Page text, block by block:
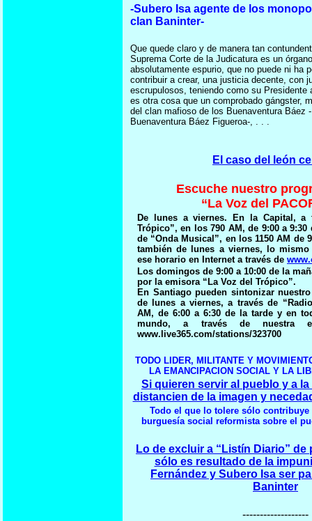
-Subero Isa agente de los
clan Baninter-
Que quede claro y de manera tan
Suprema Corte de la Judicatura es un
absolutamente espurio, que no puede ni ha
contribuir a crear, una justicia decente, con
escrupulosos, teniendo como su Presidente
es otra cosa que un comprobado gángster,
del clan mafioso de los Buenaventura Báez
Buenaventura Báez Figueroa-, . . .
El caso del león
Escuche nuestro
“La Voz del
De lunes a viernes. En la Capital, a
Trópico”, en los 790 AM, de 9:00 a
de “Onda Musical”, en los 1150 AM de
también de lunes a viernes, lo
ese horario en Internet a través de
Los domingos de 9:00 a 10:00 de la
por la emisora “La Voz del Trópico”.
En Santiago pueden sintonizar
de lunes a viernes, a través de
AM, de 6:00 a 6:30 de la tarde y en
mundo, a través de nuestra
www.live365.com/stations/323700
TODO LIDER, MILITANTE Y
LA EMANCIPACION SOCIAL Y LA
Si quieren servir al pueblo y a
distancien de la imagen y
Todo el que lo tolere sólo contribuye
burguesía social reformista sobre el
Lo de excluir a “Listín Diario”
sólo es resultado de la
Fernández y Subero Isa ser
Baninter
-------------------